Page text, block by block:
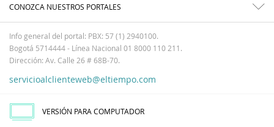
CONOZCA NUESTROS PORTALES
Info general del portal: PBX: 57 (1) 2940100.
Bogotá 5714444 - Línea Nacional 01 8000 110 211.
Dirección: Av. Calle 26 # 68B-70.
servicioalclienteweb@eltiempo.com
VERSIÓN PARA COMPUTADOR